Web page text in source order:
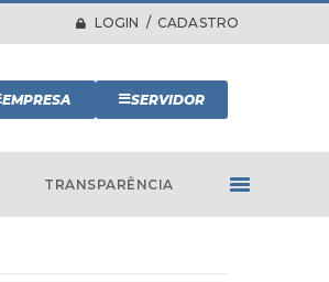
LOGIN / CADASTRO
EMPRESA SERVIDOR
TRANSPARÊNCIA